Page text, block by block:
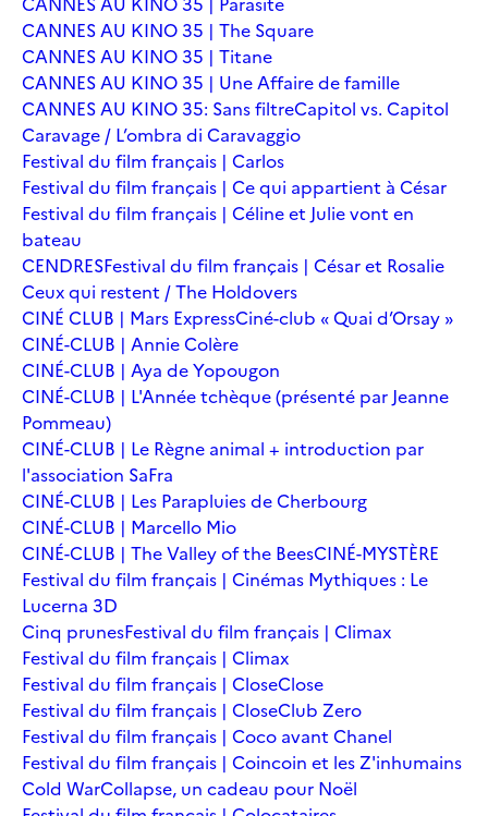
CANNES AU KINO 35 | The Square
CANNES AU KINO 35 | Titane
CANNES AU KINO 35 | Une Affaire de famille
CANNES AU KINO 35: Sans filtreCapitol vs. Capitol
Caravage / L’ombra di Caravaggio
Festival du film français | Carlos
Festival du film français | Ce qui appartient à César
Festival du film français | Céline et Julie vont en
bateau
CENDRESFestival du film français | César et Rosalie
Ceux qui restent / The Holdovers
CINÉ CLUB | Mars ExpressCiné-club « Quai d’Orsay »
CINÉ-CLUB | Annie Colère
CINÉ-CLUB | Aya de Yopougon
CINÉ-CLUB | L'Année tchèque (présenté par Jeanne
Pommeau)
CINÉ-CLUB | Le Règne animal + introduction par
l'association SaFra
CINÉ-CLUB | Les Parapluies de Cherbourg
CINÉ-CLUB | Marcello Mio
CINÉ-CLUB | The Valley of the BeesCINÉ-MYSTÈRE
Festival du film français | Cinémas Mythiques : Le
Lucerna 3D
Cinq prunesFestival du film français | Climax
Festival du film français | Climax
Festival du film français | CloseClose
Festival du film français | CloseClub Zero
Festival du film français | Coco avant Chanel
Festival du film français | Coincoin et les Z'inhumains
Cold WarCollapse, un cadeau pour Noël